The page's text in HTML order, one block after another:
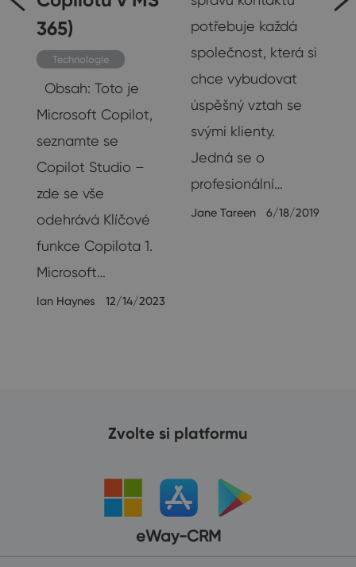
365)
Technologie
Obsah: Toto je
Microsoft Copilot,
seznamte se
Copilot Studio –
zde se vše
odehrává Klíčové
funkce Copilota 1.
Microsoft…
Ian Haynes 12/14/2023
potřebuje každá
společnost, která si
chce vybudovat
úspěšný vztah se
svými klienty.
Jedná se o
profesionální…
Jane Tareen 6/18/2019
Zvolte si platformu
eWay-CRM